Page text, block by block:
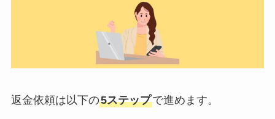
返金依頼は以下の5ステップで進めます。